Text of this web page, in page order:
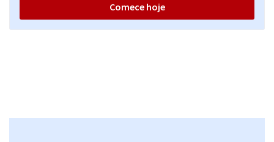
Comece hoje